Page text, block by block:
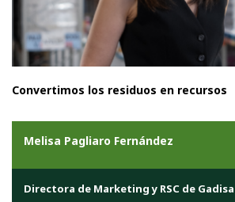
Convertimos los residuos en recursos
Melisa Pagliaro Fernández
Directora de Marketing y RSC de